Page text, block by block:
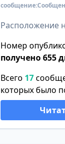
Расположение
Номер
получено 655
Всего 17
которых было